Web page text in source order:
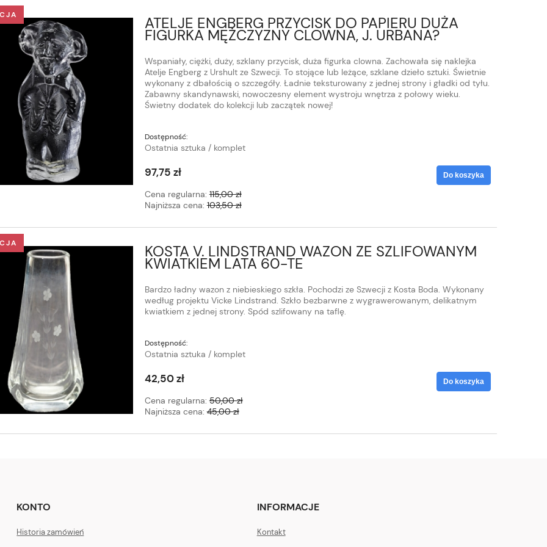
ATELJE ENGBERG PRZYCISK DO PAPIERU DUŻA
FIGURKA MĘŻCZYZNY CLOWNA, J. URBANA?
Wspaniały, ciężki, duży, szklany przycisk, duża figurka clowna. Zachowała się naklejka
Atelje Engberg z Urshult ze Szwecji. To stojące lub leżące, szklane dzieło sztuki. Świetnie
wykonany z dbałością o szczegóły. Ładnie teksturowany z jednej strony i gładki od tyłu.
Zabawny skandynawski, nowoczesny element wystroju wnętrza z połowy wieku.
Świetny dodatek do kolekcji lub zaczątek nowej!
Dostępność:
Ostatnia sztuka / komplet
97,75 zł
Cena regularna:115,00 zł
Najniższa cena:103,50 zł
Do koszyka
KOSTA V. LINDSTRAND WAZON ZE SZLIFOWANYM
KWIATKIEM LATA 60-TE
Bardzo ładny wazon z niebieskiego szkła. Pochodzi ze Szwecji z Kosta Boda. Wykonany
według projektu Vicke Lindstrand. Szkło bezbarwne z wygrawerowanym, delikatnym
kwiatkiem z jednej strony. Spód szlifowany na taflę.
Dostępność:
Ostatnia sztuka / komplet
42,50 zł
Cena regularna:50,00 zł
Najniższa cena:45,00 zł
Do koszyka
KONTO
Historia zamówień
INFORMACJE
Kontakt